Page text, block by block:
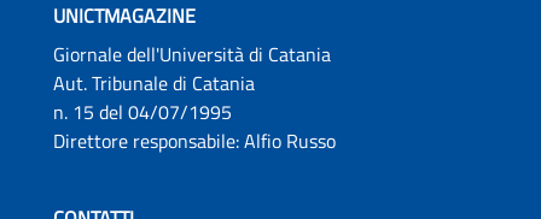
UNICTMAGAZINE
Giornale dell'Università di Catania
Aut. Tribunale di Catania
n. 15 del 04/07/1995
Direttore responsabile: Alfio Russo